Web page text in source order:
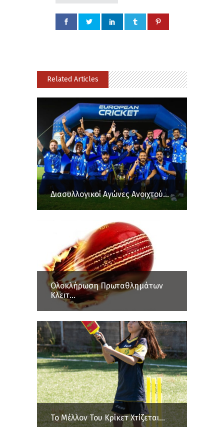
Related Articles
Διασυλλογικοί Αγώνες Ανοιχτού...
Ολοκλήρωση Πρωταθλημάτων
Κλειτ...
Το Μέλλον Του Κρίκετ Χτίζεται...